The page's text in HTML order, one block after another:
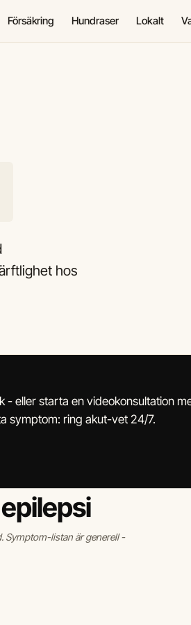
Försäkring Hundraser Lokalt
hos
- eller starta en videokonsultation
symptom: ring akut-vet 24/7.
Symptom-listan är generell -